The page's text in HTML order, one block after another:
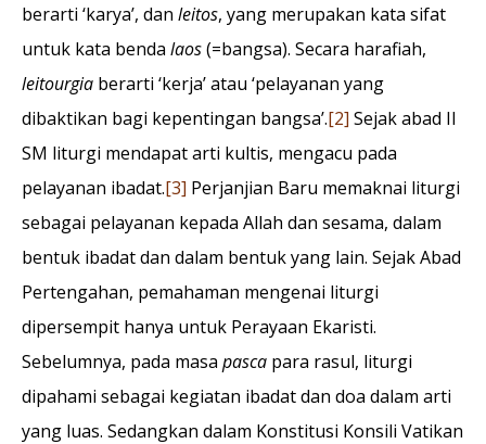
berarti ‘karya’, dan leitos, yang merupakan kata sifat
untuk kata benda laos(=bangsa). Secara harafiah,
leitourgia berarti ‘kerja’ atau ‘pelayanan yang
dibaktikan bagi kepentingan bangsa’.[2] Sejak abad II
SM liturgi mendapat arti kultis, mengacu pada
pelayanan ibadat.[3] Perjanjian Baru memaknai liturgi
sebagai pelayanan kepada Allah dan sesama, dalam
bentuk ibadat dan dalam bentuk yang lain. Sejak Abad
Pertengahan, pemahaman mengenai liturgi
dipersempit hanya untuk Perayaan Ekaristi.
Sebelumnya, pada masa pasca para rasul, liturgi
dipahami sebagai kegiatan ibadat dan doa dalam arti
yang luas. Sedangkan dalam Konstitusi Konsili Vatikan